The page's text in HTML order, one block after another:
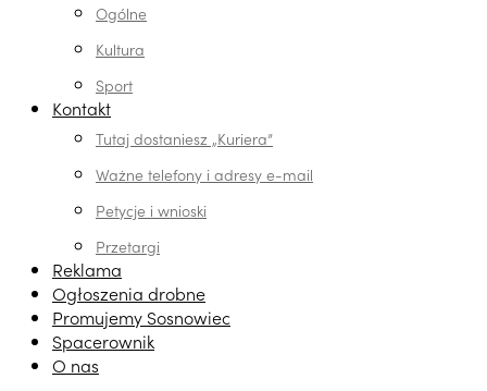
Ogólne
Kultura
Sport
Kontakt
Tutaj dostaniesz „Kuriera”
Ważne telefony i adresy e-mail
Petycje i wnioski
Przetargi
Reklama
Ogłoszenia drobne
Promujemy Sosnowiec
Spacerownik
O nas